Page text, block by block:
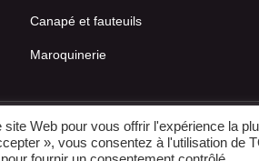
Canapé et fauteuils
Maroquinerie
site Web pour vous offrir l'expérience la
», vous consentez à l'utilisation